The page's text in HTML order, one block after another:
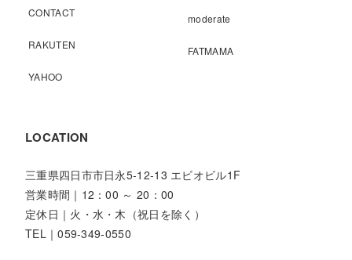
CONTACT
RAKUTEN
YAHOO
moderate
FATMAMA
LOCATION
三重県四日市市日永5-12-13 エビオビル1F
営業時間｜12：00 ～ 20：00
定休日｜火・水・木（祝日を除く）
TEL｜059-349-0550